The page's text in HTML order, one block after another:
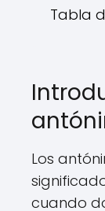
Tabla
Los
cuando